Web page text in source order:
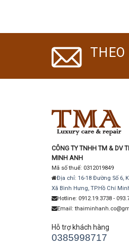
CÔNG TY TNHH TM & DV
MINH ANH
Mã số thuế: 0312019849
Địa chỉ: 16-18 Đường Số 6,
Xã Bình Hưng, TP.Hồ Chí
Hotline: 0912.19.3738 -
Email:
Hỗ trợ khách hàng
0385998717